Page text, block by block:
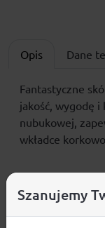
Opis Dane
Fantastyczne
jakość, wygodę i
nubukowej,
wkładce
Szanujemy